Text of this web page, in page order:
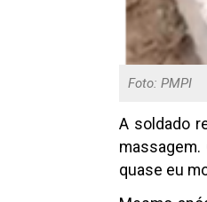
Foto: PMPI
A soldado
quase eu